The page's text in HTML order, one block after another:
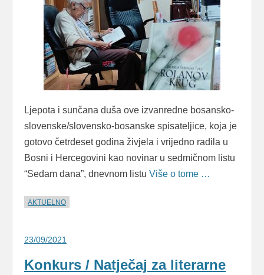
Ljepota i sunčana duša ove izvanredne bosansko-
slovenske/slovensko-bosanske spisateljice, koja je
gotovo četrdeset godina živjela i vrijedno radila u
Bosni i Hercegovini kao novinar u sedmičnom listu
“Sedam dana”, dnevnom listu Više o tome …
AKTUELNO
23/09/2021
Konkurs / Natječaj za literarne